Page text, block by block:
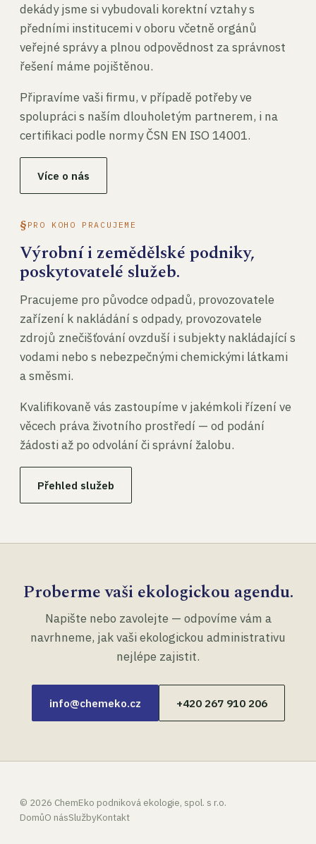
dekády jsme si vybudovali korektní vztahy s
předními institucemi v oboru včetně orgánů
veřejné správy a plnou odpovědnost za správnost
řešení máme pojištěnou.
Připravíme vaši firmu, v případě potřeby ve
spolupráci s naším dlouholetým partnerem, i na
certifikaci podle normy ČSN EN ISO 14001.
Více o nás
PRO KOHO PRACUJEME
Výrobní i zemědělské podniky,
poskytovatelé služeb.
Pracujeme pro původce odpadů, provozovatele
zařízení k nakládání s odpady, provozovatele
zdrojů znečišťování ovzduší i subjekty nakládající s
vodami nebo s nebezpečnými chemickými látkami
a směsmi.
Kvalifikovaně vás zastoupíme v jakémkoli řízení ve
věcech práva životního prostředí — od podání
žádosti až po odvolání či správní žalobu.
Přehled služeb
Proberme vaši ekologickou agendu.
Napište nebo zavolejte — odpovíme vám a
navrhneme, jak vaši ekologickou administrativu
nejlépe zajistit.
info@chemeko.cz +420 267 910 206
© 2026 ChemEko podniková ekologie, spol. s r.o.
DomůO násSlužbyKontakt